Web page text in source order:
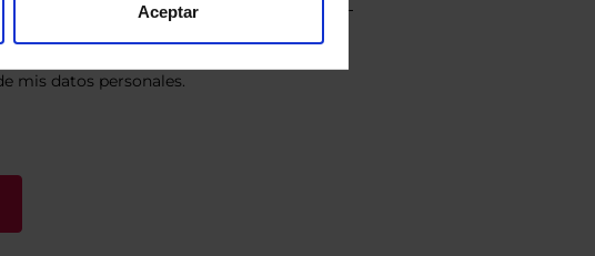
Aceptar
mis datos personales.